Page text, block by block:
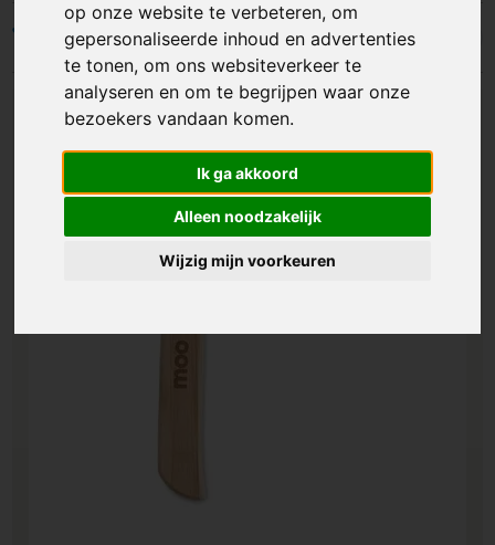
op onze website te verbeteren, om
gepersonaliseerde inhoud en advertenties
te tonen, om ons websiteverkeer te
analyseren en om te begrijpen waar onze
bezoekers vandaan komen.
Ik ga akkoord
Alleen noodzakelijk
Wijzig mijn voorkeuren
Filters